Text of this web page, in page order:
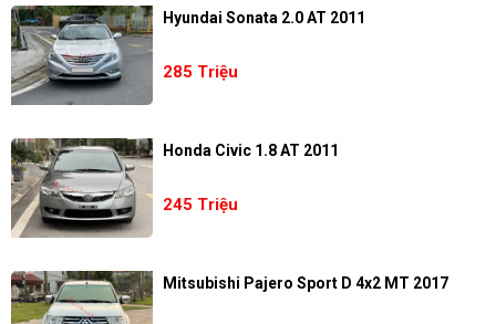
Hyundai Sonata 2.0 AT 2011
285 Triệu
Honda Civic 1.8 AT 2011
245 Triệu
Mitsubishi Pajero Sport D 4x2 MT 2017